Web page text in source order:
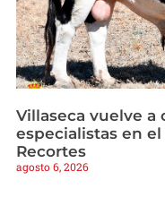
Villaseca vuelve a
especialistas en
Recortes
agosto 6, 2026